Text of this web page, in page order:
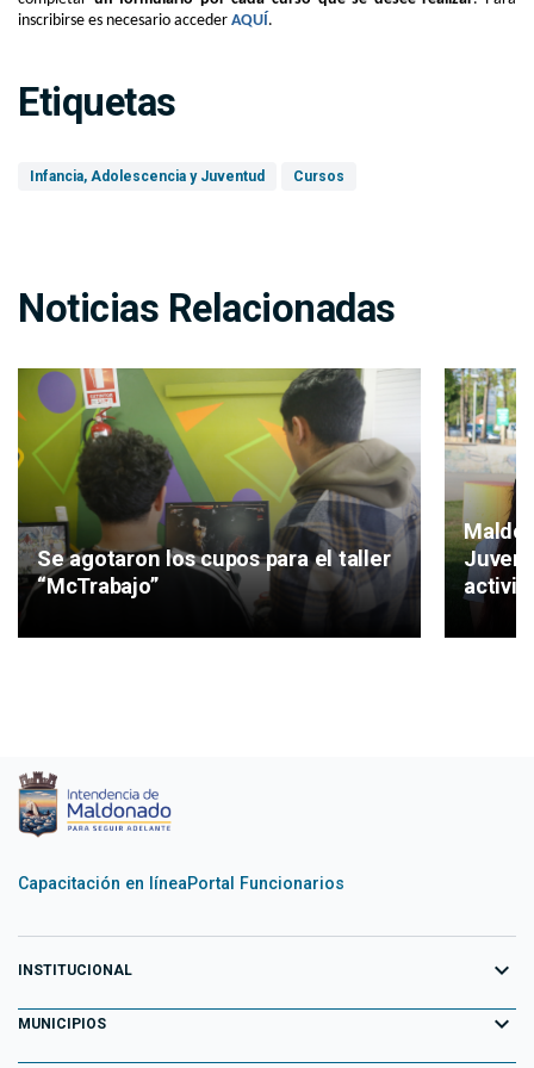
inscribirse es necesario acceder AQUÍ .
Etiquetas
Infancia, Adolescencia y Juventud Cursos
Noticias Relacionadas
Se agotaron los cupos para el taller
“McTrabajo”
Capacitación en líneaPortal Funcionarios
INSTITUCIONAL expand_more
Equipo de Gobierno
MUNICIPIOS expand_more